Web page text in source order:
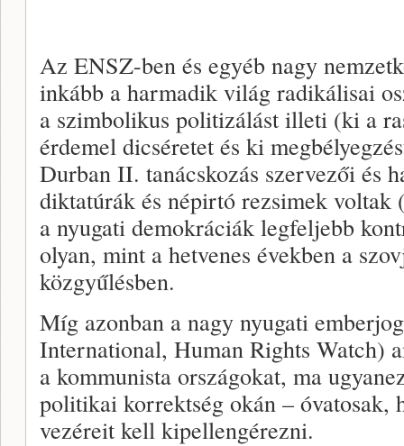
Az ENSZ-ben és egyéb nagy
inkább a harmadik világ radikálisai
a szimbolikus politizálást illeti (ki a
érdemel dicséretet és ki
Durban II. tanácskozás szervezői és
diktatúrák és népirtó rezsimek
a nyugati demokráciák legfeljebb
olyan, mint a hetvenes években a
közgyűlésben.
Míg azonban a nagy nyugati
International, Human Rights Watch)
a kommunista országokat, ma
politikai korrektség okán – óvatosak,
vezéreit kell kipellengérezni.